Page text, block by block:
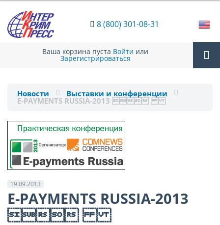
8 (800) 301-08-31
Ваша корзина пуста Войти или
Зарегистрироваться
Новости Выставки и конференции
E-PAYMENTS RUSSIA-2013 
19.09.2013
E-PAYMENTS RUSSIA-2013
